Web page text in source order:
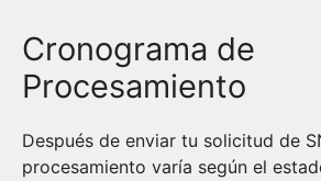
Cronograma de
Procesamiento
Después de enviar tu solicitud de
procesamiento varía según el